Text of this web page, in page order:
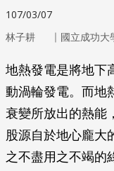
107/03/07
林子耕 ｜ 國立成功大
地熱發電是將地下
動渦輪發電。而地
衰變所放出的熱能
股源自於地心龐大
之不盡用之不竭的